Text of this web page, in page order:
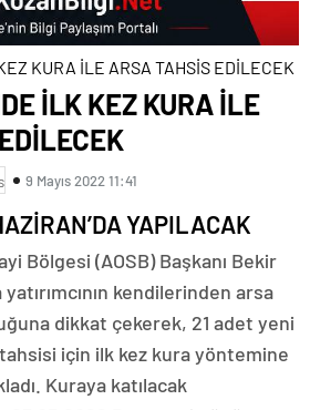
İLK KEZ KURA İLE
9 Mayıs 2022 11:41
YAPILACAK
Bölgesi (AOSB) Başkanı Bekir
kendilerinden arsa
dikkat çekerek, 21 adet yeni
tahsisi için ilk kez kura yöntemine
Kuraya katılacak